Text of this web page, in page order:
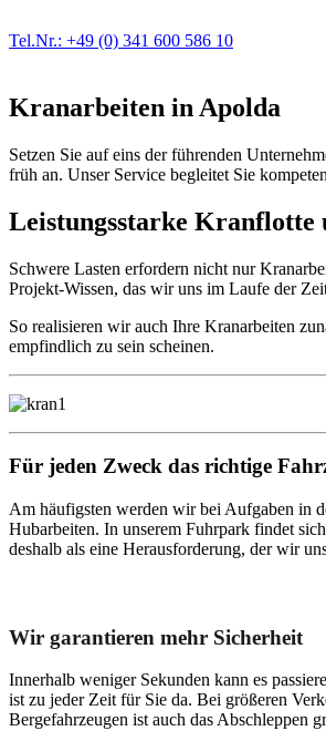
Tel.Nr.: +49 (0) 341 600 586 10
Kranarbeiten in Apolda
Setzen Sie auf eins der führenden
früh an. Unser Service begleitet Sie
Leistungsstarke
Schwere Lasten erfordern nicht nur
Projekt-Wissen, das wir uns im Laufe der
So realisieren wir auch Ihre Kranarbeiten
empfindlich zu sein scheinen.
Für jeden Zweck das richtige
Am häufigsten werden wir bei Aufgaben in
Hubarbeiten. In unserem Fuhrpark findet
deshalb als eine Herausforderung, der wir
Wir garantieren mehr Sicherheit
Innerhalb weniger Sekunden kann es
ist zu jeder Zeit für Sie da. Bei größeren
Bergefahrzeugen ist auch das Abschleppen